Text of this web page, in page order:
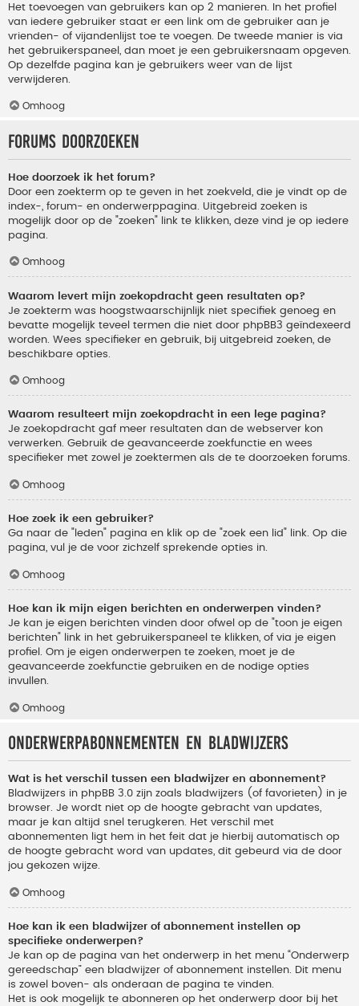
Het toevoegen van gebruikers kan op 2 manieren. In het profiel
van iedere gebruiker staat er een link om de gebruiker aan je
vrienden- of vijandenlijst toe te voegen. De tweede manier is via
het gebruikerspaneel, dan moet je een gebruikersnaam opgeven.
Op dezelfde pagina kan je gebruikers weer van de lijst
verwijderen.
Omhoog
Forums doorzoeken
Hoe doorzoek ik het forum?
Door een zoekterm op te geven in het zoekveld, die je vindt op de
index-, forum- en onderwerppagina. Uitgebreid zoeken is
mogelijk door op de "zoeken" link te klikken, deze vind je op iedere
pagina.
Omhoog
Waarom levert mijn zoekopdracht geen resultaten op?
Je zoekterm was hoogstwaarschijnlijk niet specifiek genoeg en
bevatte mogelijk teveel termen die niet door phpBB3 geïndexeerd
worden. Wees specifieker en gebruik, bij uitgebreid zoeken, de
beschikbare opties.
Omhoog
Waarom resulteert mijn zoekopdracht in een lege pagina?
Je zoekopdracht gaf meer resultaten dan de webserver kon
verwerken. Gebruik de geavanceerde zoekfunctie en wees
specifieker met zowel je zoektermen als de te doorzoeken forums.
Omhoog
Hoe zoek ik een gebruiker?
Ga naar de "leden" pagina en klik op de "zoek een lid" link. Op die
pagina, vul je de voor zichzelf sprekende opties in.
Omhoog
Hoe kan ik mijn eigen berichten en onderwerpen vinden?
Je kan je eigen berichten vinden door ofwel op de "toon je eigen
berichten" link in het gebruikerspaneel te klikken, of via je eigen
profiel. Om je eigen onderwerpen te zoeken, moet je de
geavanceerde zoekfunctie gebruiken en de nodige opties
invullen.
Omhoog
Onderwerpabonnementen en bladwijzers
Wat is het verschil tussen een bladwijzer en abonnement?
Bladwijzers in phpBB 3.0 zijn zoals bladwijzers (of favorieten) in je
browser. Je wordt niet op de hoogte gebracht van updates,
maar je kan altijd snel terugkeren. Het verschil met
abonnementen ligt hem in het feit dat je hierbij automatisch op
de hoogte gebracht word van updates, dit gebeurd via de door
jou gekozen wijze.
Omhoog
Hoe kan ik een bladwijzer of abonnement instellen op
specifieke onderwerpen?
Je kan op de pagina van het onderwerp in het menu “Onderwerp
gereedschap” een bladwijzer of abonnement instellen. Dit menu
is zowel boven- als onderaan de pagina te vinden.
Het is ook mogelijk te abonneren op het onderwerp door bij het